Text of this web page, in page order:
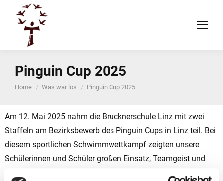
Pinguin Cup 2025
You are here:
Home Was war los Pinguin Cup 2025
Am 12. Mai 2025 nahm die Brucknerschule Linz mit zwei
Staffeln am Bezirksbewerb des Pinguin Cups in Linz teil. Bei
diesem sportlichen Schwimmwettkampf zeigten unsere
Schülerinnen und Schüler großen Einsatz, Teamgeist und